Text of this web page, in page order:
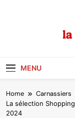
MENU
Home Carnassiers
La sélection
2024